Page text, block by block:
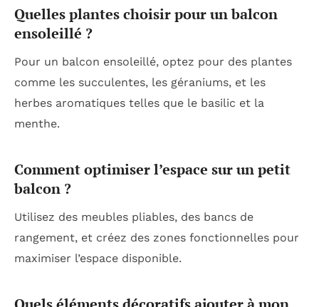
Quelles plantes choisir pour un balcon
ensoleillé ?
Pour un balcon ensoleillé, optez pour des plantes
comme les succulentes, les géraniums, et les
herbes aromatiques telles que le basilic et la
menthe.
Comment optimiser l’espace sur un petit
balcon ?
Utilisez des meubles pliables, des bancs de
rangement, et créez des zones fonctionnelles pour
maximiser l’espace disponible.